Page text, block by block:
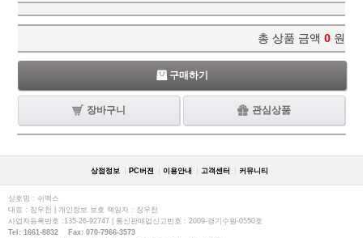
총 상품 금액 0 원
구매하기
장바구니 관심상품
상점정보 PC버젼 이용안내 고객센터 커뮤니티
상호명 : 쉬멕스
대표 : 장우천 | 개인정보 보호 책임자 : 장우천
사업자등록번호 :135-26-92747 | 통신판매업신고번호 : 2009-경기수원-0550호
Tel: 1661-8832 Fax: 070-7966-3573